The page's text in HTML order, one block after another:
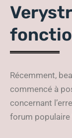
Récemment,
commencé à
concernant
forum populaire